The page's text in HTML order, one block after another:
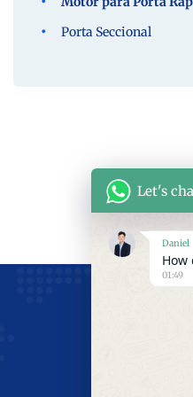
Porta Seccional
Let's
Daniel
How
01:49